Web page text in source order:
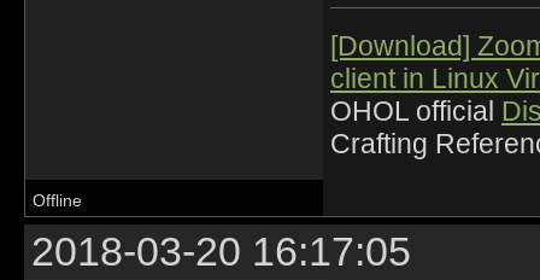
[Download]
client in Linux
OHOL official
Crafting
Offline
2018-03-20 16:17:05